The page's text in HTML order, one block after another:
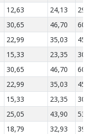
12,63 24,13
30,65 46,70
22,99 35,03
15,33 23,35
30,65 46,70
22,99 35,03
15,33 23,35
25,05 43,90
18,79 32,93